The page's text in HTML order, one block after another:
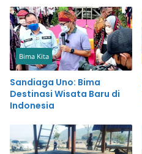
Bima Kita
Sandiaga Uno: Bima
Destinasi Wisata Baru di
Indonesia